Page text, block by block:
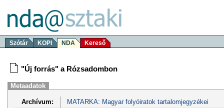
Szótár KOPI NDA Kereső
"Új forrás" a Rózsadombon
Metaadatok
Archívum:
MATARKA: Magyar folyóiratok tartalomjegyzékei